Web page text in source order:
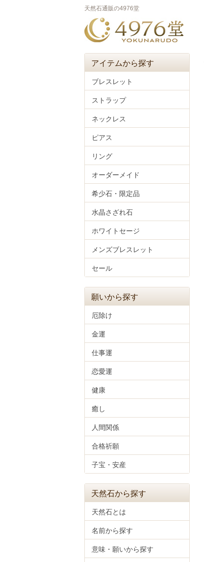
天然石通販の4976堂
アイテムから探す
ブレスレット
ストラップ
ネックレス
ピアス
リング
オーダーメイド
希少石・限定品
水晶さざれ石
ホワイトセージ
メンズブレスレット
セール
願いから探す
厄除け
金運
仕事運
恋愛運
健康
癒し
人間関係
合格祈願
子宝・安産
天然石から探す
天然石とは
名前から探す
意味・願いから探す